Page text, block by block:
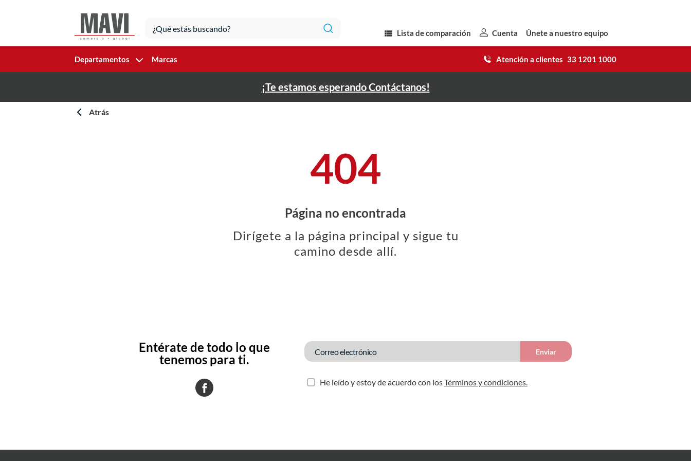
Lista de comparación Cuenta Únete a nuestro equipo
Departamentos Marcas Atención a clientes 33 1201 1000
¡Te estamos esperando Contáctanos!
Atrás
404
Página no encontrada
Dirígete a la página principal y sigue tu
camino desde allí.
Entérate de todo lo que
tenemos para ti.
Enviar
He leído y estoy de acuerdo con losTérminos y condiciones.